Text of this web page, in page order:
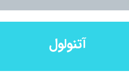
آتنولول